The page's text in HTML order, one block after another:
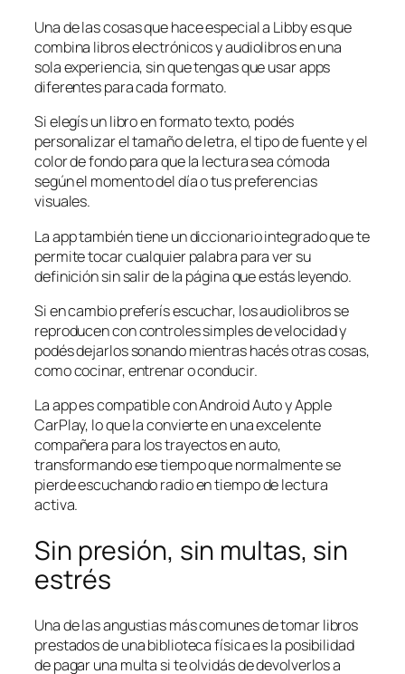
Una de las cosas que hace especial a Libby es que
combina libros electrónicos y audiolibros en una
sola experiencia, sin que tengas que usar apps
diferentes para cada formato.
Si elegís un libro en formato texto, podés
personalizar el tamaño de letra, el tipo de fuente y el
color de fondo para que la lectura sea cómoda
según el momento del día o tus preferencias
visuales.
La app también tiene un diccionario integrado que te
permite tocar cualquier palabra para ver su
definición sin salir de la página que estás leyendo.
Si en cambio preferís escuchar, los audiolibros se
reproducen con controles simples de velocidad y
podés dejarlos sonando mientras hacés otras cosas,
como cocinar, entrenar o conducir.
La app es compatible con Android Auto y Apple
CarPlay, lo que la convierte en una excelente
compañera para los trayectos en auto,
transformando ese tiempo que normalmente se
pierde escuchando radio en tiempo de lectura
activa.
Sin presión, sin multas, sin
estrés
Una de las angustias más comunes de tomar libros
prestados de una biblioteca física es la posibilidad
de pagar una multa si te olvidás de devolverlos a